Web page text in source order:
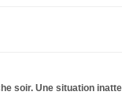
soir. Une situation